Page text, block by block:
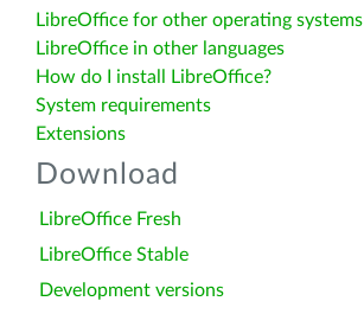
LibreOffice for other operating systems
LibreOffice in other languages
How do I install LibreOffice?
System requirements
Extensions
Download
LibreOffice Fresh
LibreOffice Stable
Development versions